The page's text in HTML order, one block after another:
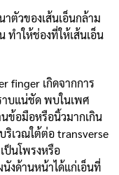
าตัวของเส้นเอ็นกล้าม
ทำให้ช่องที่ให้เส้นเอ็น
finger เกิดจากการ
าบแน่ชัด พบในเพศ
ข้อมือหรือนิ้วมากเกิน
เวณใต้ต่อ transverse
นโพรงหรือ
งด้านหน้าได้แก่เอ็นที่